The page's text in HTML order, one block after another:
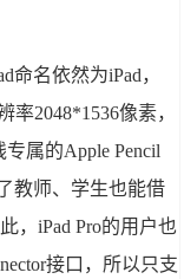
名依然为iPad，
率2048*1536像素，
属的Apple Pencil
教师、学生也能借
，iPad Pro的用户也
接口，所以只支